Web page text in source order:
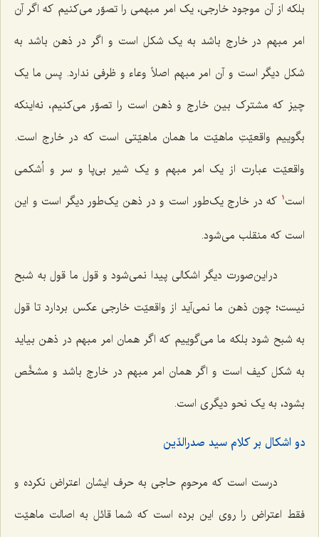
بلکه از آن موجود خارجی، یک امر مبهمی را تصوّر می‌کنیم که اگر آن
امر مبهم در خارج باشد به یک شکل است و اگر در ذهن باشد به
شکل دیگر است و آن امر مبهم اصلاً وعاء و ظرفی ندارد. پس ما یک
چیز که مشترک بین خارج و ذهن است را تصوّر می‌کنیم، نه‌اینکه
بگوییم واقعیّتِ ماهیّت ما همان ماهیّتی است که در خارج است.
واقعیّت عبارت از یک امر مبهم و یک شیر بی‌پا و سر و اُشکمی
است 1
که در خارج یک‌طور است و در ذهن یک‌طور دیگر است و این
است که منقلب می‌شود.
در این‌صورت دیگر اشکالی پیدا نمی‌شود و قول ما قول به شبح
نیست؛ چون ذهن ما نمی‌آید از واقعیّت خارجی عکس بردارد تا قول
به شبح شود بلکه ما می‌گوییم که اگر همان امر مبهم در ذهن بیاید
به شکل کیف است و اگر همان امر مبهم در خارج باشد و مشخَّص
بشود، به یک نحو دیگری است.
دو اشکال بر کلام سید صدرالدّین
درست است که مرحوم حاجی به حرف ایشان اعتراض نکرده و
فقط اعتراض را روی این برده است که شما قائل به اصالت ماهیّت